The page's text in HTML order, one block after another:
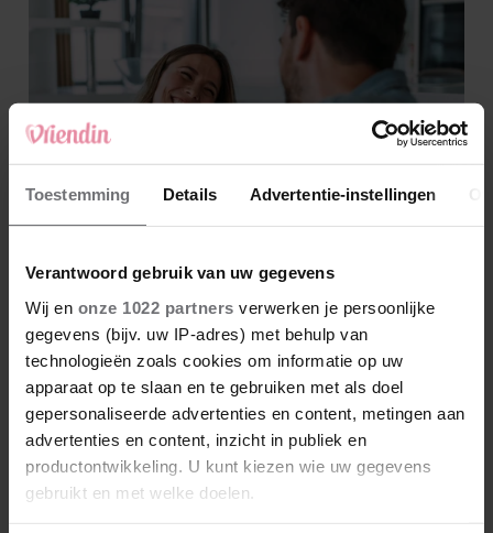
Toestemming Details Advertentie-instellingen
Verantwoord gebruik van uw gegevens
Wij en onze 1022 partners verwerken je persoonlijke
gegevens (bijv. uw IP-adres) met behulp van
technologieën zoals cookies om informatie op uw
apparaat op te slaan en te gebruiken met als doel
gepersonaliseerde advertenties en content, metingen aan
advertenties en content, inzicht in publiek en
productontwikkeling. U kunt kiezen wie uw gegevens
gebruikt en met welke doelen.